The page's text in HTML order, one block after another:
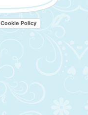
Cookie Policy